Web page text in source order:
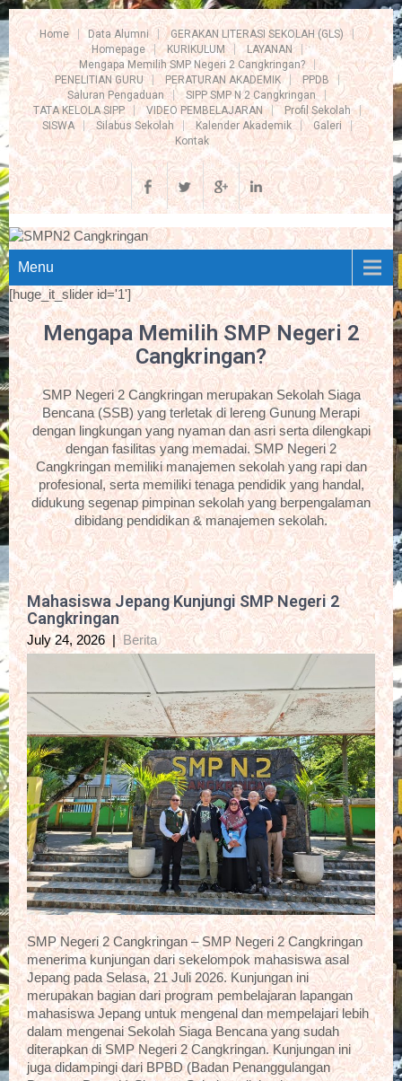
Home Data Alumni
GERAKAN LITERASI SEKOLAH (GLS)
Homepage
KURIKULUM
LAYANAN
Mengapa Memilih SMP Negeri 2 Cangkringan?
PENELITIAN GURU
PERATURAN AKADEMIK
PPDB
Saluran Pengaduan
SIPP SMP N 2 Cangkringan
TATA KELOLA SIPP
VIDEO PEMBELAJARAN
Profil Sekolah
SISWA
Silabus Sekolah Kalender Akademik
Galeri
Kontak
Menu
[huge_it_slider id='1']
Mengapa Memilih SMP Negeri 2
Cangkringan?
SMP Negeri 2 Cangkringan merupakan Sekolah Siaga
Bencana (SSB) yang terletak di lereng Gunung Merapi
dengan lingkungan yang nyaman dan asri serta dilengkapi
dengan fasilitas yang memadai. SMP Negeri 2
Cangkringan memiliki manajemen sekolah yang rapi dan
profesional, serta memiliki tenaga pendidik yang handal,
didukung segenap pimpinan sekolah yang berpengalaman
dibidang pendidikan & manajemen sekolah.
Mahasiswa Jepang Kunjungi SMP Negeri 2
Cangkringan
July 24, 2026 |Berita
SMP Negeri 2 Cangkringan – SMP Negeri 2 Cangkringan
menerima kunjungan dari sekelompok mahasiswa asal
Jepang pada Selasa, 21 Juli 2026. Kunjungan ini
merupakan bagian dari program pembelajaran lapangan
mahasiswa Jepang untuk mengenal dan mempelajari lebih
dalam mengenai Sekolah Siaga Bencana yang sudah
diterapkan di SMP Negeri 2 Cangkringan. Kunjungan ini
juga didampingi dari BPBD (Badan Penanggulangan